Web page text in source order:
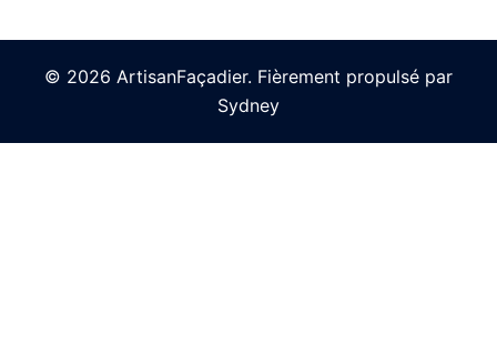
© 2026 ArtisanFaçadier. Fièrement propulsé par
Sydney